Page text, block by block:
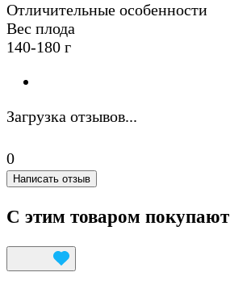
Отличительные особенности
Вес плода
140-180 г
Загрузка отзывов...
0
Написать отзыв
С этим товаром покупают